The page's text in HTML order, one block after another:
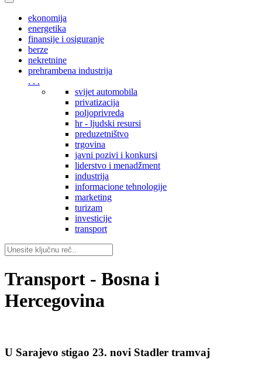
Toggle
navigationekonomija
energetika
finansije i osiguranje
berze
nekretnine
prehrambena industrija
. . .
svijet automobila
privatizacija
poljoprivreda
hr - ljudski resursi
preduzetništvo
trgovina
javni pozivi i konkursi
liderstvo i menadžment
industrija
informacione tehnologije
marketing
turizam
investicije
transport
Transport - Bosna i
Hercegovina
U Sarajevo stigao 23. novi Stadler tramvaj